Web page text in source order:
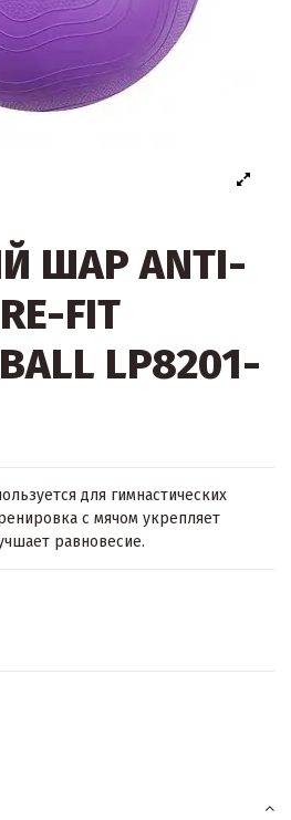
ШАР ANTI-
FIT
BALL LP8201-
для гимнастических
с мячом укрепляет
равновесие.